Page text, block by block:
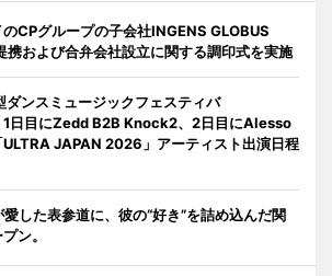
CPグループの子会社INGENS GLOBUS
および合弁会社設立に関する調印式を実施
ダンスミュージックフェスティバ
B2B Knock2、2日目にAlesso
JAPAN 2026」アーティスト出演日程
した表参道に、彼の“好き”を詰め込んだ関
ン。